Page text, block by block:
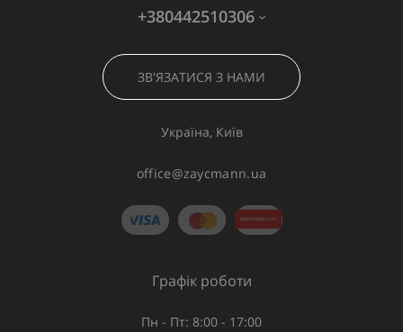
+380442510306
ЗВ'ЯЗАТИСЯ З НАМИ
Україна, Київ
office@zaycmann.ua
Графік роботи
Пн - Пт: 8:00 - 17:00